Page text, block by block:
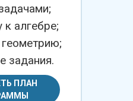
к алгебре;
задания.
ПЛАН